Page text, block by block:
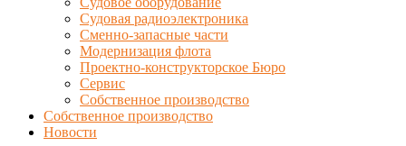
Судовая радиоэлектроника
Сменно-запасные части
Модернизация флота
Проектно-конструкторское Бюро
Сервис
Собственное производство
Собственное производство
Новости